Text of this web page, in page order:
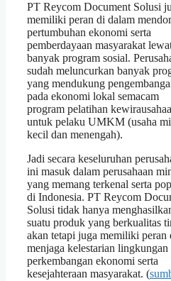
PT Reycom Document Solusi
memiliki peran di dalam
pertumbuhan ekonomi serta
pemberdayaan masyarakat
banyak program sosial.
sudah meluncurkan banyak
yang mendukung
pada ekonomi lokal semacam
program pelatihan
untuk pelaku UMKM (usaha
kecil dan menengah).
Jadi secara keseluruhan
ini masuk dalam perusahaan
yang memang terkenal serta
di Indonesia. PT Reycom
Solusi tidak hanya
suatu produk yang berkualitas
akan tetapi juga memiliki peran
menjaga kelestarian lingkungan
perkembangan ekonomi serta
kesejahteraan masyarakat. (